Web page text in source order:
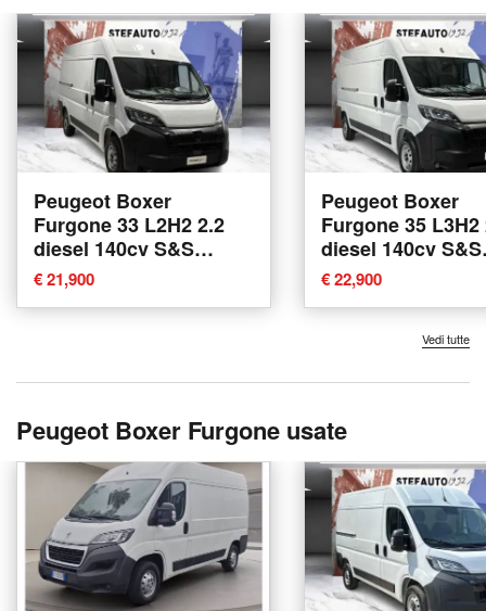
Peugeot Boxer
Furgone 33 L2H2 2.2
diesel 140cv S&S
nuova a Bologna
€ 21,900
Peugeot Boxer
Furgone 35 L3H2
diesel 140cv S&S
vetrato at8
Bologna
€ 22,900
Vedi tutte
Peugeot Boxer Furgone usate